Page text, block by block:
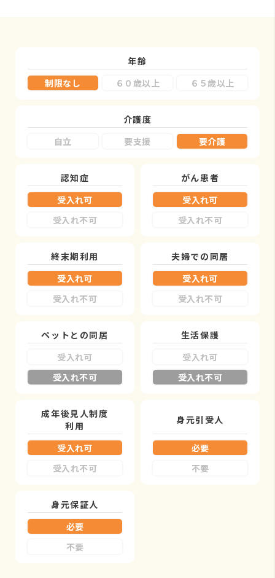
年齢
制限なし
６０歳以上 ６５歳以上
介護度
自立
要支援 要介護
認知症
受入れ可
受入れ不可
がん患者
受入れ可
受入れ不可
終末期利用
受入れ可
受入れ不可
夫婦での同居
受入れ可
受入れ不可
ペットとの同居
受入れ可
受入れ不可
生活保護
受入れ可
受入れ不可
成年後見人制度
利用
受入れ可
受入れ不可
身元引受人
必要
不要
身元保証人
必要
不要